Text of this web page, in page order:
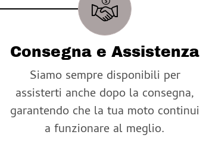
Consegna e Assistenza
Siamo sempre disponibili per
assisterti anche dopo la consegna,
garantendo che la tua moto continui
a funzionare al meglio.